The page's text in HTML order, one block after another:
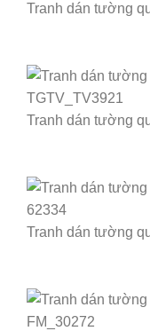
Tranh dán tường
Tranh dán tường
Tranh dán tường